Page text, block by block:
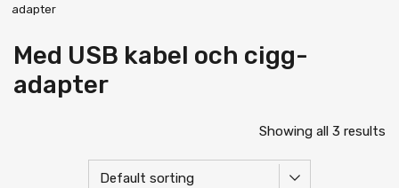
adapter
Med USB kabel och cigg-
adapter
Showing all 3 results